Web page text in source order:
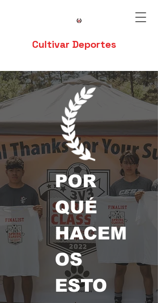
Cultivar Deportes
POR
QUÉ
HACEM
OS
ESTO